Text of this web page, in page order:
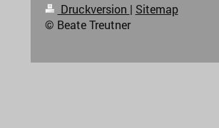
Druckversion | Sitemap
© Beate Treutner